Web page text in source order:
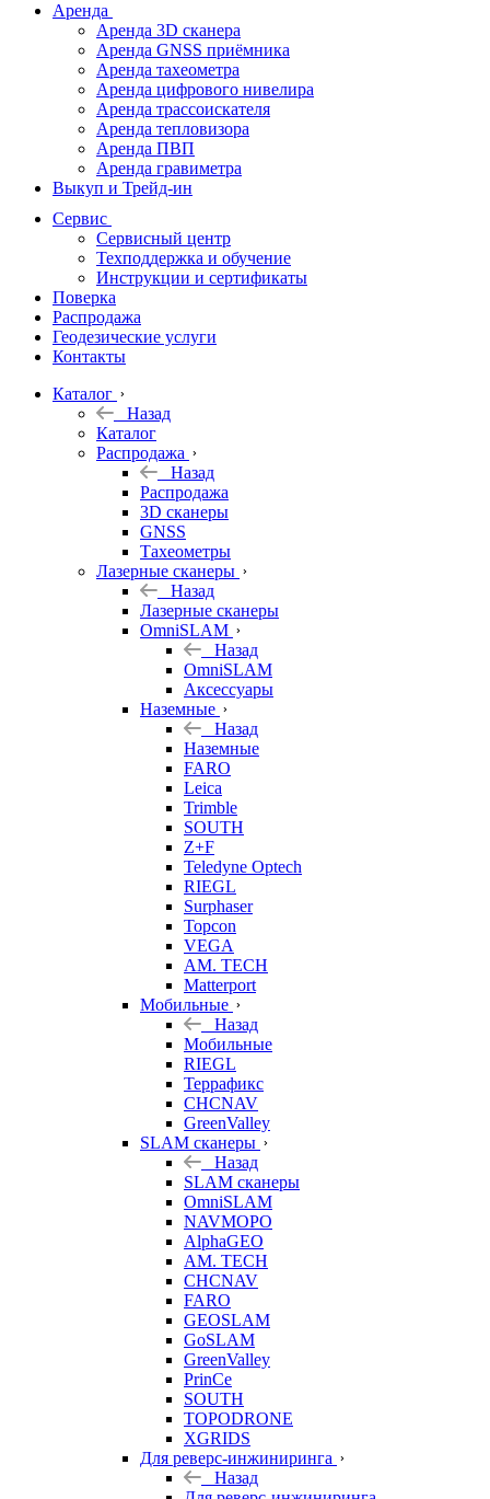
Нивелиры
Теодолиты
Трассоискатели
Неразрушающий
контроль
Аксессуары
Софт
Георадары
Акции
Гидрография
Подбор
оборудования
по задачам
Архив
Геодезическое
оборудование
Аренда
Аренда 3D сканера
Аренда GNSS приёмника
Аренда тахеометра
Аренда цифрового нивелира
Аренда трассоискателя
Аренда тепловизора
Аренда ПВП
Аренда гравиметра
Выкуп и Трейд-ин
Сервис
Сервисный центр
Техподдержка и обучение
Инструкции и сертификаты
Поверка
Распродажа
Геодезические услуги
Контакты
Каталог
Назад
Каталог
Распродажа
Назад
Распродажа
3D сканеры
GNSS
Тахеометры
Лазерные сканеры
Назад
Лазерные сканеры
OmniSLAM
Назад
OmniSLAM
Аксессуары
Наземные
Назад
Наземные
FARO
Leica
Trimble
SOUTH
Z+F
Teledyne Optech
RIEGL
Surphaser
Topcon
VEGA
AM. TECH
Matterport
Мобильные
Назад
Мобильные
RIEGL
Террафикс
CHCNAV
GreenValley
SLAM сканеры
Назад
SLAM сканеры
OmniSLAM
NAVMOPO
AlphaGEO
AM. TECH
CHCNAV
FARO
GEOSLAM
GoSLAM
GreenValley
PrinCe
SOUTH
TOPODRONE
XGRIDS
Для реверс-инжиниринга
Назад